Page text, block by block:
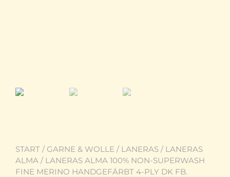
START / GARNE & WOLLE / LANERAS / LANERAS
ALMA / LANERAS ALMA 100% NON-SUPERWASH
FINE MERINO HANDGEFÄRBT 4-PLY DK FB.